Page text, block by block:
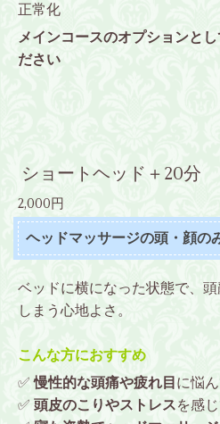
正常化
メインコースのオプションと
ださい
ショートヘッド＋20
2,000円
ヘッドマッサージの頭・顔の
ベッドに横になった状態で、
しまう心地よさ。
こんな方におすすめ
✅慢性的な頭痛や疲れ目 に悩
✅ 頭皮のこりやストレスを感